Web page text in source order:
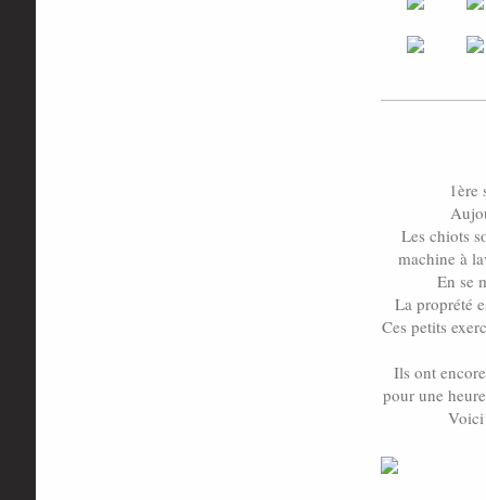
1ère
Les chiots
machine à
En se
La proprété
Ces petits
Ils ont
pour une
Voici